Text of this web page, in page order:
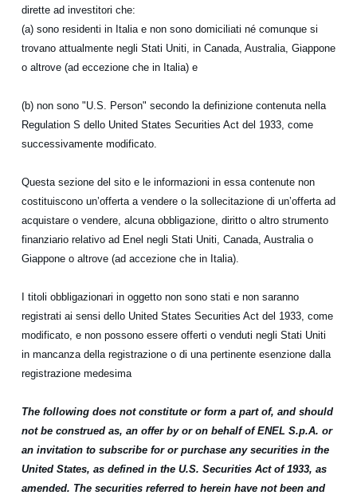
dirette ad investitori che:
(a) sono residenti in Italia e non sono domiciliati né comunque si
trovano attualmente negli Stati Uniti, in Canada, Australia, Giappone
o altrove (ad eccezione che in Italia) e
(b) non sono "U.S. Person" secondo la definizione contenuta nella
Regulation S dello United States Securities Act del 1933, come
successivamente modificato.
Questa sezione del sito e le informazioni in essa contenute non
costituiscono un’offerta a vendere o la sollecitazione di un’offerta ad
acquistare o vendere, alcuna obbligazione, diritto o altro strumento
finanziario relativo ad Enel negli Stati Uniti, Canada, Australia o
Giappone o altrove (ad accezione che in Italia).
I titoli obbligazionari in oggetto non sono stati e non saranno
registrati ai sensi dello United States Securities Act del 1933, come
modificato, e non possono essere offerti o venduti negli Stati Uniti
in mancanza della registrazione o di una pertinente esenzione dalla
registrazione medesima
The following does not constitute or form a part of, and should
not be construed as, an offer by or on behalf of ENEL S.p.A. or
an invitation to subscribe for or purchase any securities in the
United States, as defined in the U.S. Securities Act of 1933, as
amended. The securities referred to herein have not been and